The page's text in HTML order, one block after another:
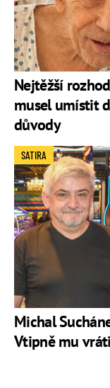
Nejtěžší
musel umístit
důvody
Michal
Vtipně mu
SATIRA